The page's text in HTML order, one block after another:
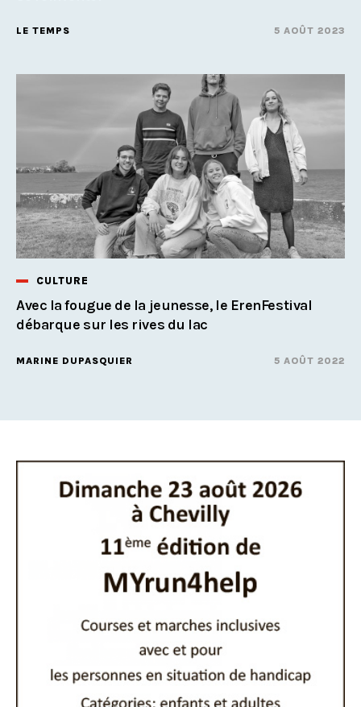
LE TEMPS 5 AOÛT 2023
CULTURE
Avec la fougue de la jeunesse, le ErenFestival
débarque sur les rives du lac
MARINE DUPASQUIER 5 AOÛT 2022